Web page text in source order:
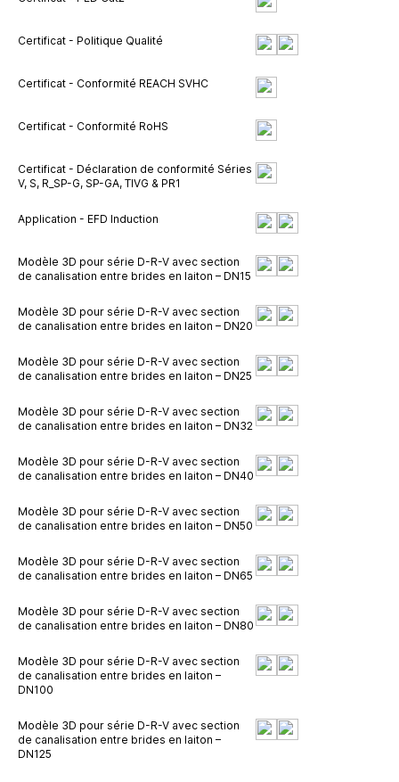
Certificat - Politique Qualité
Certificat - Conformité REACH SVHC
Certificat - Conformité RoHS
Certificat - Déclaration de conformité Séries
V, S, R_SP-G, SP-GA, TIVG & PR1
Application - EFD Induction
Modèle 3D pour série D-R-V avec section
de canalisation entre brides en laiton – DN15
Modèle 3D pour série D-R-V avec section
de canalisation entre brides en laiton – DN20
Modèle 3D pour série D-R-V avec section
de canalisation entre brides en laiton – DN25
Modèle 3D pour série D-R-V avec section
de canalisation entre brides en laiton – DN32
Modèle 3D pour série D-R-V avec section
de canalisation entre brides en laiton – DN40
Modèle 3D pour série D-R-V avec section
de canalisation entre brides en laiton – DN50
Modèle 3D pour série D-R-V avec section
de canalisation entre brides en laiton – DN65
Modèle 3D pour série D-R-V avec section
de canalisation entre brides en laiton – DN80
Modèle 3D pour série D-R-V avec section
de canalisation entre brides en laiton –
DN100
Modèle 3D pour série D-R-V avec section
de canalisation entre brides en laiton –
DN125